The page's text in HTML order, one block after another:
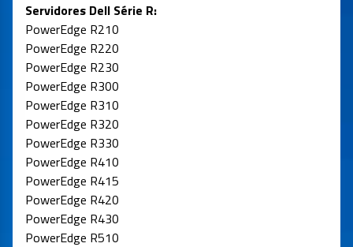
Servidores Dell Série R:
PowerEdge R210
PowerEdge R220
PowerEdge R230
PowerEdge R300
PowerEdge R310
PowerEdge R320
PowerEdge R330
PowerEdge R410
PowerEdge R415
PowerEdge R420
PowerEdge R430
PowerEdge R510